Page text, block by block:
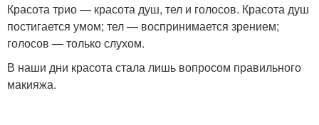
Красота трио — красота душ, тел и голосов. Красота душ
постигается умом; тел — воспринимается зрением;
голосов — только слухом.
В наши дни красота стала лишь вопросом правильного
макияжа.